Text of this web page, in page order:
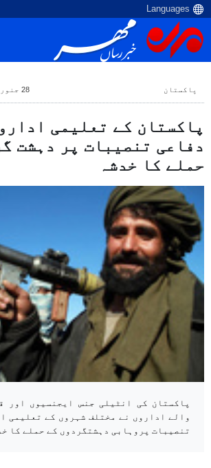
پاکستان 28 جنوری، 2016، 5:53 PM
پاکستان کے تعلیمی
دفاعی تنصیبات پر دہشت
حملے کا خدشہ
پاکستان کی انٹیلی جنس ایجنسیوں اور
والے اداروں نے مختلف شہروں کے تعلیمی
تنصیبات پروہابی دہشتگردوں کے حملے کا